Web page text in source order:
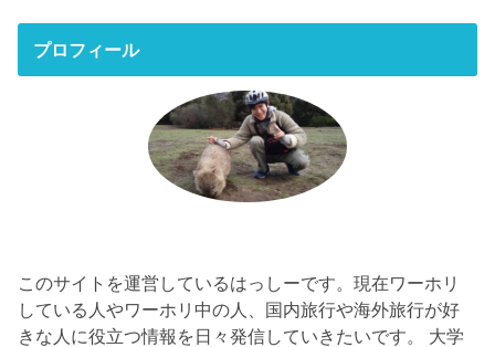
プロフィール
このサイトを運営しているはっしーです。現在ワーホリ
している人やワーホリ中の人、国内旅行や海外旅行が好
きな人に役立つ情報を日々発信していきたいです。 大学